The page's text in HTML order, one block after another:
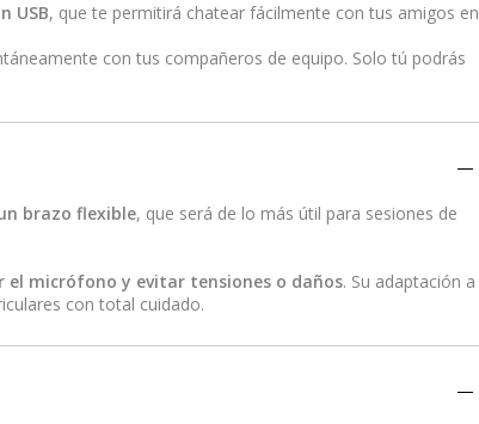
USB, que te permitirá chatear fácilmente con tus amigos en
con tus compañeros de equipo. Solo tú podrás
brazo flexible, que será de lo más útil para sesiones de
el micrófono y evitar tensiones o daños. Su adaptación a
con total cuidado.